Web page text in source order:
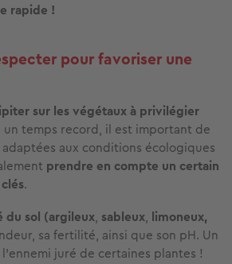
rapide !
pour favoriser une
sur les végétaux à privilégier
un temps record, il est important de
aux conditions écologiques
prendre en compte un certain
.
du sol (argileux, sableux, limoneux,
sa fertilité, ainsi que son pH. Un
juré de certaines plantes !